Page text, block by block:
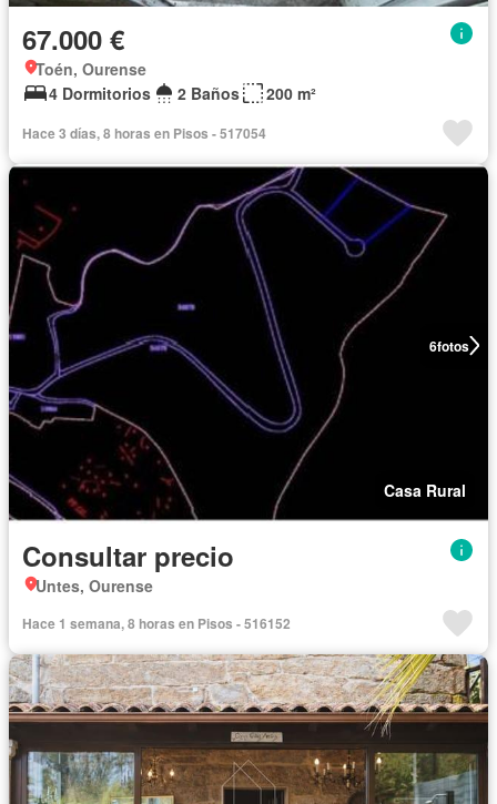
67.000 €
Toén, Ourense
4 Dormitorios
2 Baños 200 m²
Hace 3 días, 8 horas en Pisos - 517054
6fotos
Casa Rural
Consultar precio
Untes, Ourense
Hace 1 semana, 8 horas en Pisos - 516152